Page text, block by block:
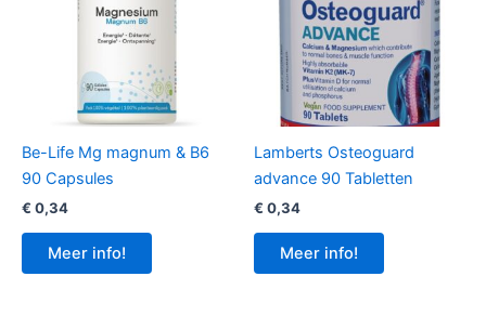
Be-Life Mg magnum & B6
90 Capsules
€ 0,34
Meer info!
Lamberts Osteoguard
advance 90 Tabletten
€ 0,34
Meer info!